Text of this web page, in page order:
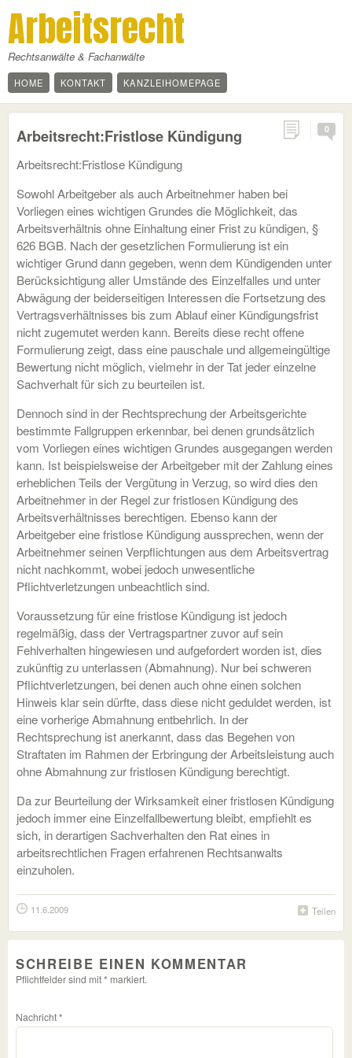
Arbeitsrecht
Rechtsanwälte & Fachanwälte
HOME KONTAKT KANZLEIHOMEPAGE
0
Arbeitsrecht:Fristlose Kündigung
Arbeitsrecht:Fristlose Kündigung
Sowohl Arbeitgeber als auch Arbeitnehmer haben bei
Vorliegen eines wichtigen Grundes die Möglichkeit, das
Arbeitsverhältnis ohne Einhaltung einer Frist zu kündigen, §
626 BGB. Nach der gesetzlichen Formulierung ist ein
wichtiger Grund dann gegeben, wenn dem Kündigenden unter
Berücksichtigung aller Umstände des Einzelfalles und unter
Abwägung der beiderseitigen Interessen die Fortsetzung des
Vertragsverhältnisses bis zum Ablauf einer Kündigungsfrist
nicht zugemutet werden kann. Bereits diese recht offene
Formulierung zeigt, dass eine pauschale und allgemeingültige
Bewertung nicht möglich, vielmehr in der Tat jeder einzelne
Sachverhalt für sich zu beurteilen ist.
Dennoch sind in der Rechtsprechung der Arbeitsgerichte
bestimmte Fallgruppen erkennbar, bei denen grundsätzlich
vom Vorliegen eines wichtigen Grundes ausgegangen werden
kann. Ist beispielsweise der Arbeitgeber mit der Zahlung eines
erheblichen Teils der Vergütung in Verzug, so wird dies den
Arbeitnehmer in der Regel zur fristlosen Kündigung des
Arbeitsverhältnisses berechtigen. Ebenso kann der
Arbeitgeber eine fristlose Kündigung aussprechen, wenn der
Arbeitnehmer seinen Verpflichtungen aus dem Arbeitsvertrag
nicht nachkommt, wobei jedoch unwesentliche
Pflichtverletzungen unbeachtlich sind.
Voraussetzung für eine fristlose Kündigung ist jedoch
regelmäßig, dass der Vertragspartner zuvor auf sein
Fehlverhalten hingewiesen und aufgefordert worden ist, dies
zukünftig zu unterlassen (Abmahnung). Nur bei schweren
Pflichtverletzungen, bei denen auch ohne einen solchen
Hinweis klar sein dürfte, dass diese nicht geduldet werden, ist
eine vorherige Abmahnung entbehrlich. In der
Rechtsprechung ist anerkannt, dass das Begehen von
Straftaten im Rahmen der Erbringung der Arbeitsleistung auch
ohne Abmahnung zur fristlosen Kündigung berechtigt.
Da zur Beurteilung der Wirksamkeit einer fristlosen Kündigung
jedoch immer eine Einzelfallbewertung bleibt, empfiehlt es
sich, in derartigen Sachverhalten den Rat eines in
arbeitsrechtlichen Fragen erfahrenen Rechtsanwalts
einzuholen.
Teilen
11.6.2009
SCHREIBE EINEN KOMMENTAR
Pflichtfelder sind mit* markiert.
Nachricht*